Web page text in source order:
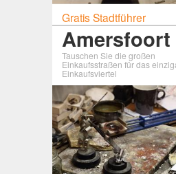
Gratis Stadtführer
Amersfoort
Tauschen Sie die großen
Einkaufsstraßen für das
Einkaufsviertel